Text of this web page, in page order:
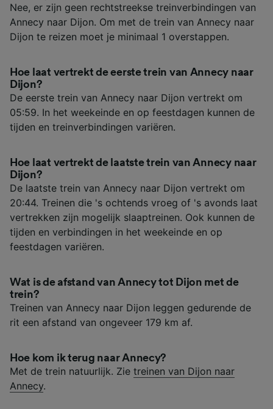
Nee, er zijn geen rechtstreekse treinverbindingen van
Annecy naar Dijon. Om met de trein van Annecy naar
Dijon te reizen moet je minimaal 1 overstappen.
Hoe laat vertrekt de eerste trein van Annecy naar
Dijon?
De eerste trein van Annecy naar Dijon vertrekt om
05:59. In het weekeinde en op feestdagen kunnen de
tijden en treinverbindingen variëren.
Hoe laat vertrekt de laatste trein van Annecy naar
Dijon?
De laatste trein van Annecy naar Dijon vertrekt om
20:44. Treinen die 's ochtends vroeg of 's avonds laat
vertrekken zijn mogelijk slaaptreinen. Ook kunnen de
tijden en verbindingen in het weekeinde en op
feestdagen variëren.
Wat is de afstand van Annecy tot Dijon met de
trein?
Treinen van Annecy naar Dijon leggen gedurende de
rit een afstand van ongeveer 179 km af.
Hoe kom ik terug naar Annecy?
Met de trein natuurlijk. Zie treinen van Dijon naar
Annecy.